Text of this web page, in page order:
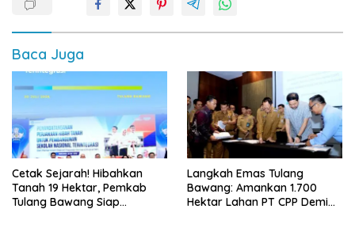
Baca Juga
Cetak Sejarah! Hibahkan
Tanah 19 Hektar, Pemkab
Tulang Bawang Siap
Langkah Emas Tulang
Bawang: Amankan 1.700
Hektar Lahan PT CPP Demi